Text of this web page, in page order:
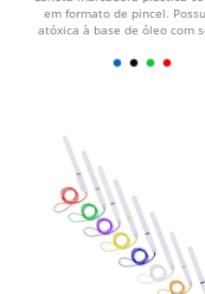
em formato de pincel.
atóxica à base de óleo com